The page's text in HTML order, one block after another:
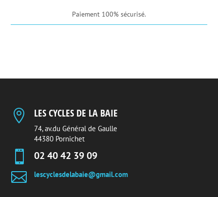
Paiement 100% sécurisé.
 LES CYCLES DE LA BAIE
74, av.du Général de Gaulle
44380 Pornichet
 02 40 42 39 09
 lescyclesdelabaie@gmail.com